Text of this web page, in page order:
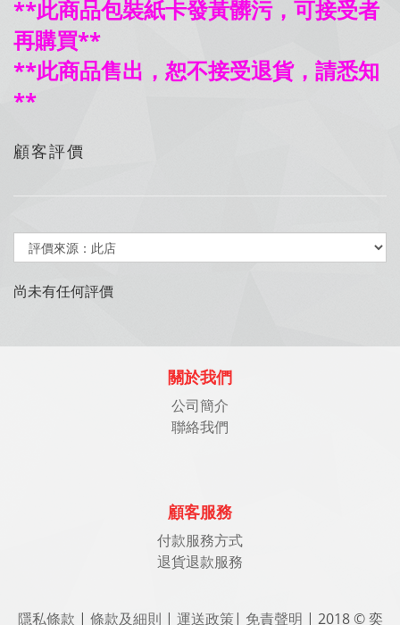
**此商品包裝紙卡發黃髒污，可接受者
再購買**
**此商品售出，恕不接受退貨，請悉知
**
顧客評價
尚未有任何評價
關於我們
公司簡介
聯絡我們
顧客服務
付款服務方式
退貨退款服務
隱私條款 | 條款及細則 | 運送政策| 免責聲明 | 2018 © 奕